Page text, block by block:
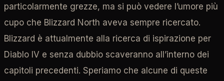
particolarmente grezze, ma si può vedere l’umore più
cupo che Blizzard North aveva sempre ricercato.
Blizzard è attualmente alla ricerca di ispirazione per
Diablo IV e senza dubbio scaveranno all’interno dei
capitoli precedenti. Speriamo che alcune di queste